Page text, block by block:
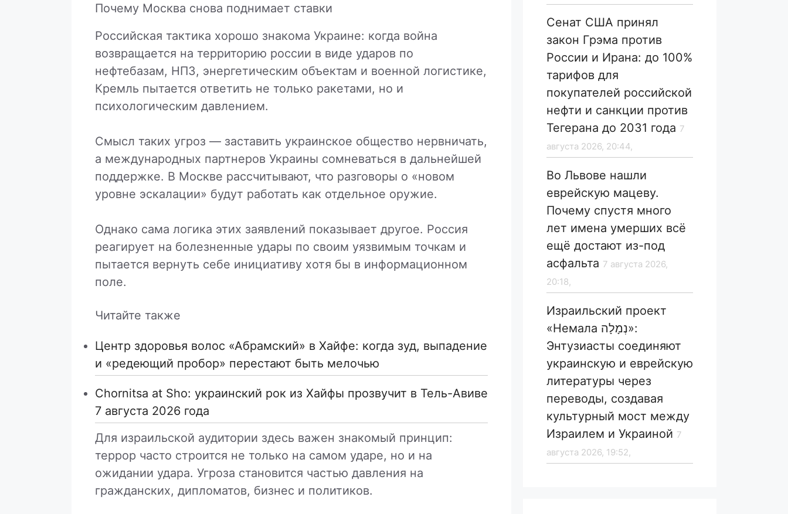
Почему Москва снова поднимает ставки
Российская тактика хорошо знакома Украине: когда война
возвращается на территорию россии в виде ударов по
нефтебазам, НПЗ, энергетическим объектам и военной логистике,
Кремль пытается ответить не только ракетами, но и
психологическим давлением.
Смысл таких угроз — заставить украинское общество нервничать,
а международных партнеров Украины сомневаться в дальнейшей
поддержке. В Москве рассчитывают, что разговоры о «новом
уровне эскалации» будут работать как отдельное оружие.
Однако сама логика этих заявлений показывает другое. Россия
реагирует на болезненные удары по своим уязвимым точкам и
пытается вернуть себе инициативу хотя бы в информационном
поле.
Читайте также
Центр здоровья волос «Абрaмский» в Хайфе: когда зуд, выпадение
и «редеющий пробор» перестают быть мелочью
Chornitsa at Sho: украинский рок из Хайфы прозвучит в Тель-Авиве
7 августа 2026 года
Для израильской аудитории здесь важен знакомый принцип:
террор часто строится не только на самом ударе, но и на
ожидании удара. Угроза становится частью давления на
гражданских, дипломатов, бизнес и политиков.
Сенат США принял
закон Грэма против
России и Ирана: до 100%
тарифов для
покупателей российской
нефти и санкции против
Тегерана до 2031 года 7
августа 2026, 20:44,
Во Львове нашли
еврейскую мацеву.
Почему спустя много
лет имена умерших всё
ещё достают из-под
асфальта 7 августа 2026,
20:18,
Израильский проект
«Немала נְמָלָה»:
Энтузиасты соединяют
украинскую и еврейскую
литературы через
переводы, создавая
культурный мост между
Израилем и Украиной 7
августа 2026, 19:52,